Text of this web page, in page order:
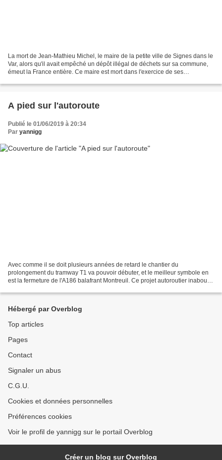
La mort de Jean-Mathieu Michel, le maire de la petite ville de Signes dans le
Var, alors qu'il avait empêché un dépôt illégal de déchets sur sa commune,
émeut la France entière. Ce maire est mort dans l'exercice de ses
A pied sur l'autoroute
Publié le 01/06/2019 à 20:34
Par yannigg
Avec comme il se doit plusieurs années de retard le chantier du
prolongement du tramway T1 va pouvoir débuter, et le meilleur symbole en
est la fermeture de l'A186 balafrant Montreuil. Ce projet autoroutier inabouti
Hébergé par Overblog
Top articles
Pages
Contact
Signaler un abus
C.G.U.
Cookies et données personnelles
Préférences cookies
Voir le profil de yannigg sur le portail Overblog
Créer un blog sur Overblog